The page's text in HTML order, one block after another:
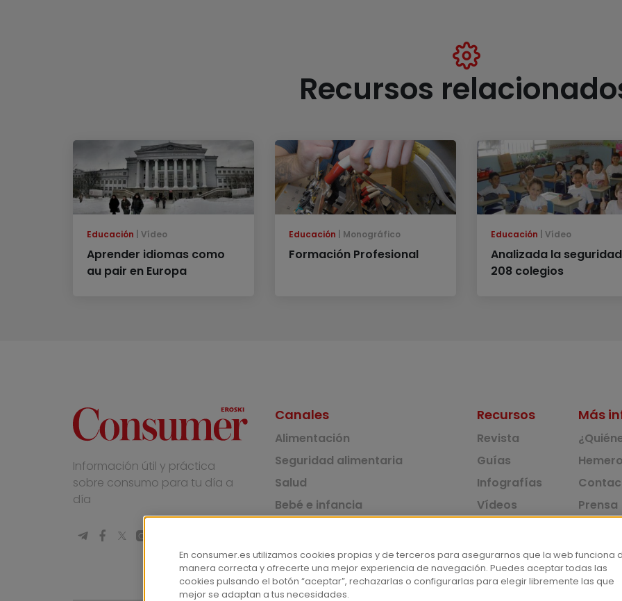
Recursos
Educación Vídeo
Aprender idiomas como
au pair en Europa
Educación Monográfico
Formación Profesional
Educación Vídeo
Analizada la
208 colegios
Información útil y práctica
sobre consumo para tu día a
día
Canales
Alimentación
Seguridad alimentaria
Salud
Bebé e infancia
Sociedad y consumo
Mascotas
Recursos
Revista
Guías
Infografías
Vídeos
Más
Prensa
En consumer.es utilizamos cookies propias y de terceros para asegurarnos que la web funciona
manera correcta y ofrecerte una mejor experiencia de navegación. Puedes aceptar todas las
cookies pulsando el botón “aceptar”, rechazarlas o configurarlas para elegir libremente las que
mejor se adaptan a tus necesidades.